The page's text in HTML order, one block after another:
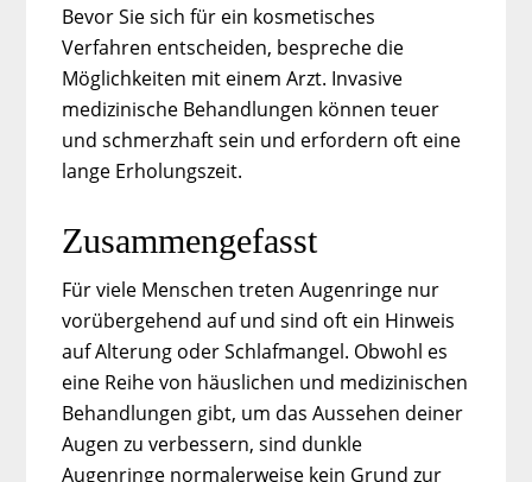
Bevor Sie sich für ein kosmetisches
Verfahren entscheiden, bespreche die
Möglichkeiten mit einem Arzt. Invasive
medizinische Behandlungen können teuer
und schmerzhaft sein und erfordern oft eine
lange Erholungszeit.
Zusammengefasst
Für viele Menschen treten Augenringe nur
vorübergehend auf und sind oft ein Hinweis
auf Alterung oder Schlafmangel. Obwohl es
eine Reihe von häuslichen und medizinischen
Behandlungen gibt, um das Aussehen deiner
Augen zu verbessern, sind dunkle
Augenringe normalerweise kein Grund zur